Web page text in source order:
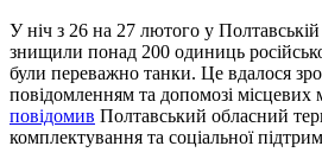
У ніч з 26 на 27 лютого у Полтавській
знищили понад 200 одиниць
були переважно танки. Це вдалося
повідомленням та допомозі
повідомив Полтавський обласний
комплектування та соціальної